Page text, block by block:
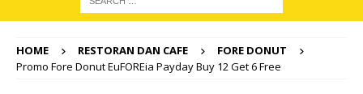
HOME RESTORAN DAN CAFE
FORE DONUT
Promo Fore Donut EuFOREia Payday Buy 12 Get 6 Free